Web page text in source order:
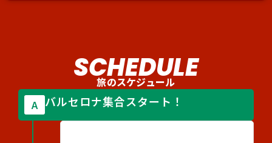
SCHEDULE
旅のスケジュール
A バルセロナ集合スタート！